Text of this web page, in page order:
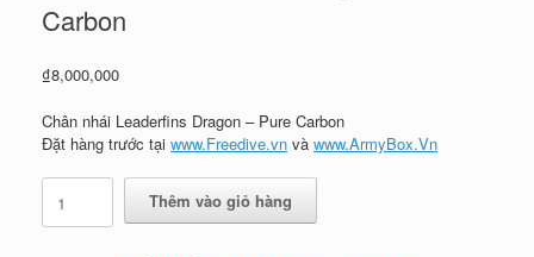
Carbon
₫8,000,000
Chân nhái Leaderfins Dragon – Pure Carbon
Đặt hàng trước tại www.Freedive.vn và www.ArmyBox.Vn
Chân
nhái
Leaderfins
Thêm vào giỏ hàng